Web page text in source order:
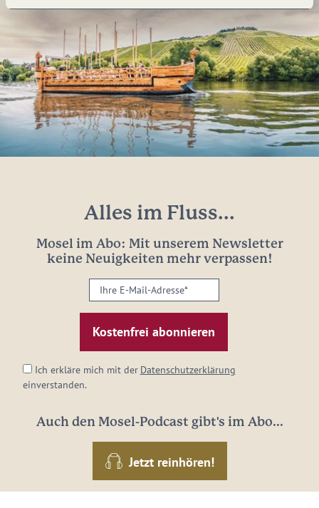
Alles im Fluss...
Mosel im Abo: Mit unserem Newsletter
keine Neuigkeiten mehr verpassen!
Ihre
E-
Mail-
Adresse:
Ich erkläre mich mit der Datenschutzerklärung
einverstanden.
Auch den Mosel-Podcast gibt's im Abo...
Jetzt reinhören!